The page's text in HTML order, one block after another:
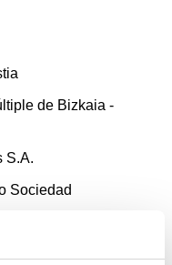
de Bizkaia -
S.A.
Sociedad